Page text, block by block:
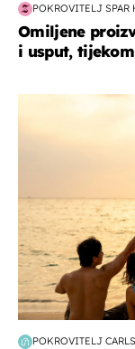
POKROVITELJ SPAR
Omiljene
i usput,
POKROVITELJ